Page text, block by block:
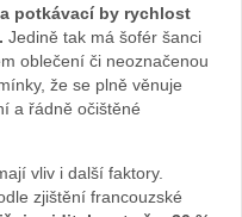
potkávací by rychlost
Jedině tak má šofér šanci
oblečení či neoznačenou
že se plně věnuje
a řádně očištěné
vliv i další faktory.
zjištění francouzské